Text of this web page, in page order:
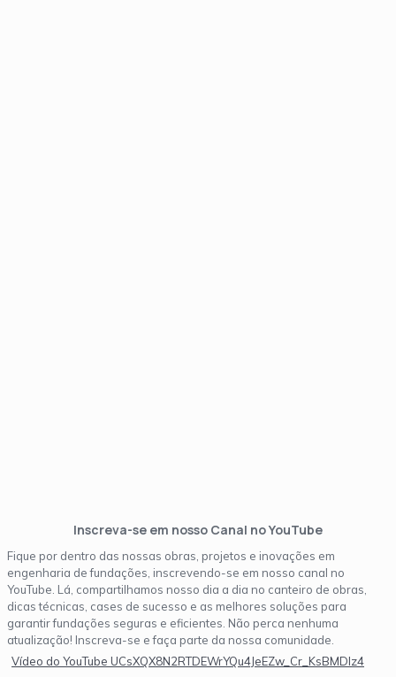
Inscreva-se em nosso Canal no YouTube
Fique por dentro das nossas obras, projetos e inovações em
engenharia de fundações, inscrevendo-se em nosso canal no
YouTube. Lá, compartilhamos nosso dia a dia no canteiro de obras,
dicas técnicas, cases de sucesso e as melhores soluções para
garantir fundações seguras e eficientes. Não perca nenhuma
atualização! Inscreva-se e faça parte da nossa comunidade.
Vídeo do YouTube UCsXQX8N2RTDEWrYQu4JeEZw_Cr_KsBMDlz4